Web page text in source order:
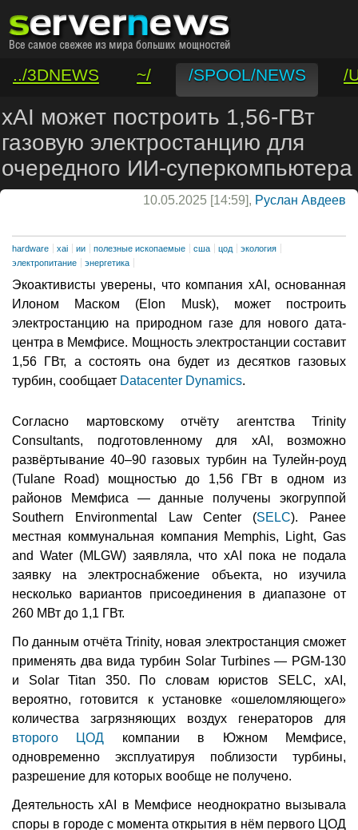
../3DNEWS ~/ /SPOOL/NEWS
/
/VAR/CONTACT
xAI может построить 1,56-ГВт
газовую электростанцию для
очередного ИИ-суперкомпьютера
10.05.2025 [14:59], Руслан Авдеев
hardware xai ии полезные ископаемые сша цод
экология
электропитание
энергетика
Экоактивисты уверены, что компания xAI, основанная
Илоном Маском (Elon Musk), может построить
электростанцию на природном газе для нового дата-
центра в Мемфисе. Мощность электростанции составит
1,56 ГВт, а состоять она будет из десятков газовых
турбин, сообщает Datacenter Dynamics.
Согласно мартовскому отчёту агентства Trinity
Consultants, подготовленному для xAI, возможно
развёртывание 40–90 газовых турбин на Тулейн-роуд
(Tulane Road) мощностью до 1,56 ГВт в одном из
районов Мемфиса — данные получены экогруппой
Southern Environmental Law Center (SELC). Ранее
местная коммунальная компания Memphis, Light, Gas
and Water (MLGW) заявляла, что xAI пока не подала
заявку на электроснабжение объекта, но изучила
несколько вариантов присоединения в диапазоне от
260 МВт до 1,1 ГВт.
По данным отчёта Trinity, новая электростанция сможет
применять два вида турбин Solar Turbines — PGM-130
и Solar Titan 350. По словам юристов SELC, xAI,
вероятно, готовится к установке «ошеломляющего»
количества загрязняющих воздух генераторов для
второго ЦОД компании в Южном Мемфисе,
одновременно эксплуатируя поблизости турбины,
разрешение для которых вообще не получено.
Деятельность xAI в Мемфисе неоднократно вызывала
споры в городе с момента открытия в нём первого ЦОД